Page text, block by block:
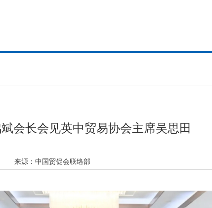
会长会见英中贸易协会主席吴思田
来源： 中国贸促会联络部